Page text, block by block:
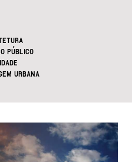
PÚBLICO
URBANA